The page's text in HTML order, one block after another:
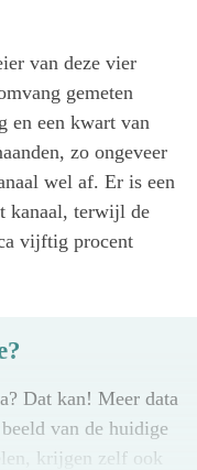
van deze vier
gemeten
en een kwart van
zo ongeveer
wel af. Er is een
kanaal, terwijl de
vijftig procent
Dat kan! Meer data
van de huidige
krijgen zelf ook